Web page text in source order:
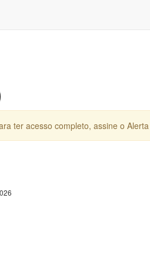
ter acesso completo, assine o